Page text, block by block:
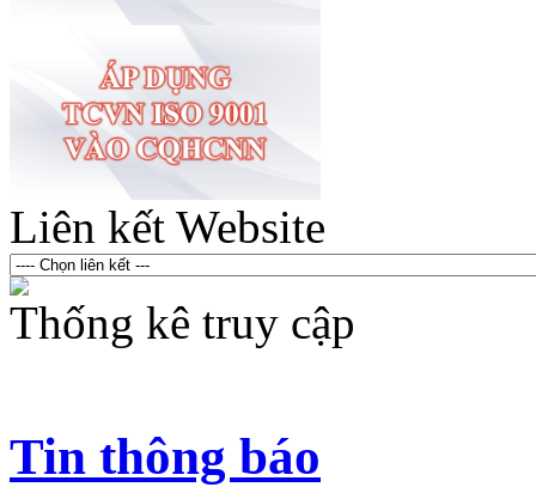
Liên kết Website
Thống kê truy cập
Tin thông báo